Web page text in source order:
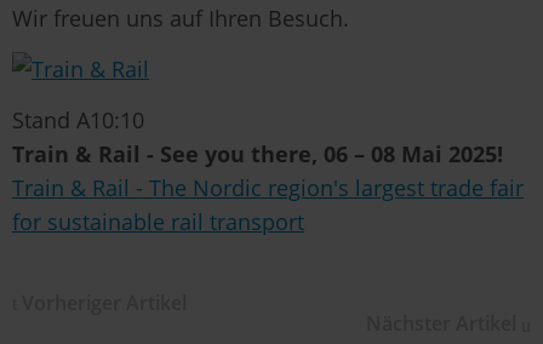
Wir freuen uns auf Ihren Besuch.
Stand A10:10
Train & Rail - See you there, 06 – 08 Mai 2025!
Train & Rail - The Nordic region's largest trade fair
for sustainable rail transport